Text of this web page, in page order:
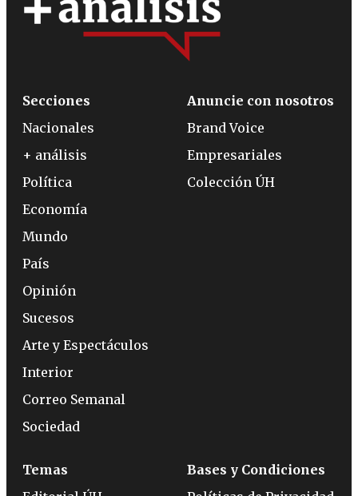
Secciones
Nacionales
+ análisis
Política
Economía
Mundo
País
Opinión
Sucesos
Arte y Espectáculos
Interior
Correo Semanal
Sociedad
Anuncie con nosotros
Brand Voice
Empresariales
Colección ÚH
Temas
Bases y Condiciones